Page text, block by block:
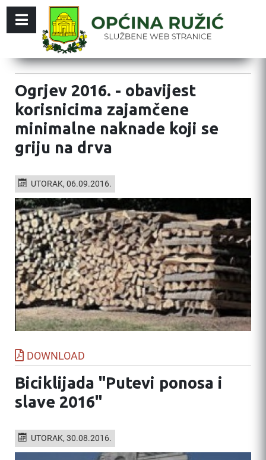
Ogrjev 2016. - obavijest
korisnicima zajamčene
minimalne naknade koji se
griju na drva
UTORAK, 06.09.2016.
DOWNLOAD
Biciklijada "Putevi ponosa i
slave 2016"
UTORAK, 30.08.2016.